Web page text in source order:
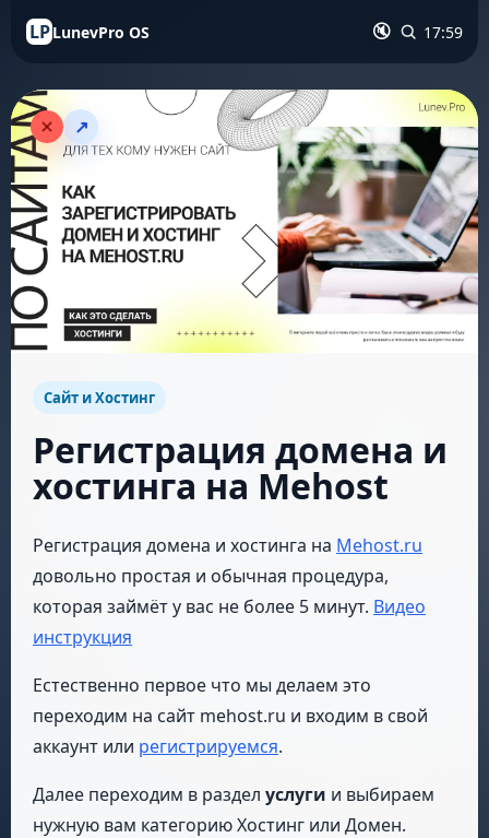
LPLunevPro OS 🔇 17:59
↗
Сайт и Хостинг
Регистрация домена и
хостинга на Mehost
Регистрация домена и хостинга на Mehost.ru
довольно простая и обычная процедура,
которая займёт у вас не более 5 минут. Видео
инструкция
Естественно первое что мы делаем это
переходим на сайт mehost.ru и входим в свой
аккаунт или регистрируемся.
Далее переходим в раздел услуги и выбираем
нужную вам категорию Хостинг или Домен.